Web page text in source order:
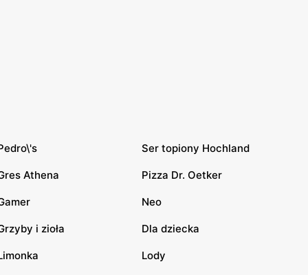
Ser topiony Hochland
Athena Pizza Dr. Oetker
Neo
i zioła Dla dziecka
Lody